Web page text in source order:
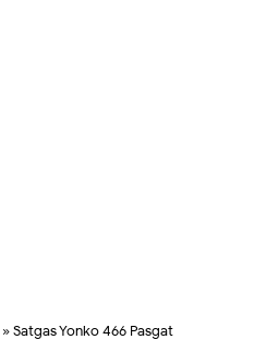
»Satgas Yonko 466 Pasgat